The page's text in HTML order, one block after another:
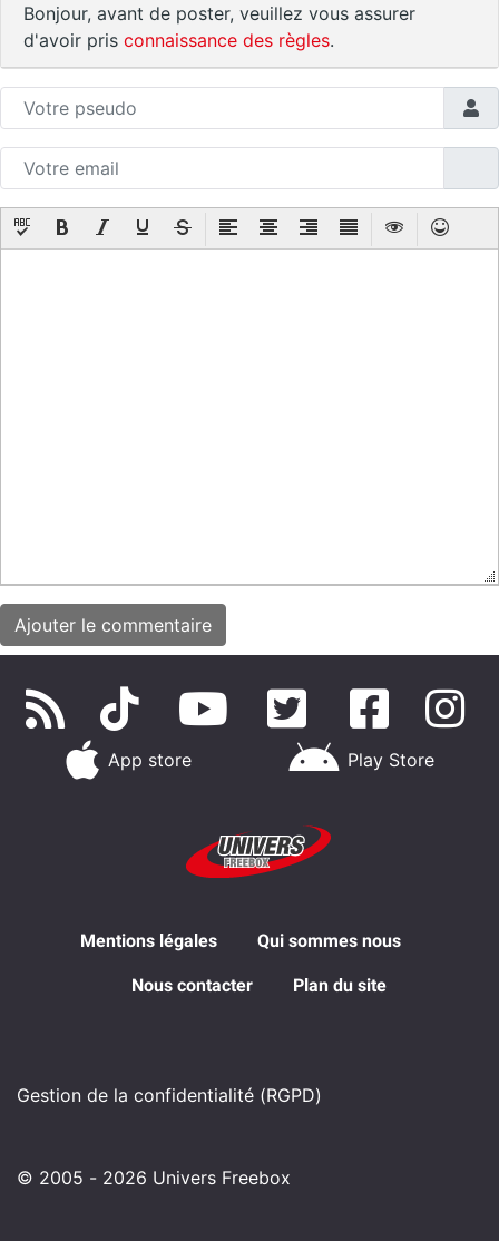
Bonjour, avant de poster, veuillez vous assurer
d'avoir pris connaissance des règles.
App store Play Store
Mentions légales Qui sommes nous
Nous contacter Plan du site
Gestion de la confidentialité (RGPD)
© 2005 - 2026 Univers Freebox